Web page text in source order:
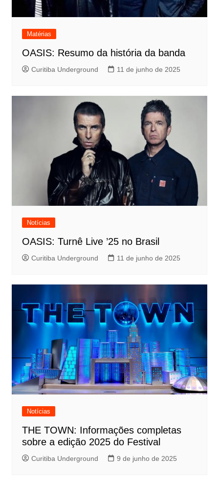
Matérias
OASIS: Resumo da história da banda
Curitiba Underground 11 de junho de 2025
Notícias
OASIS: Turnê Live ’25 no Brasil
Curitiba Underground 11 de junho de 2025
Notícias
THE TOWN: Informações completas
sobre a edição 2025 do Festival
Curitiba Underground 9 de junho de 2025